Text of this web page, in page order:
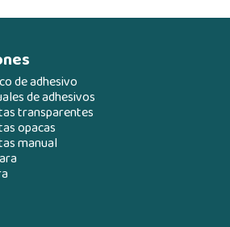
de adhesivo
de adhesivos
transparentes
opacas
manual